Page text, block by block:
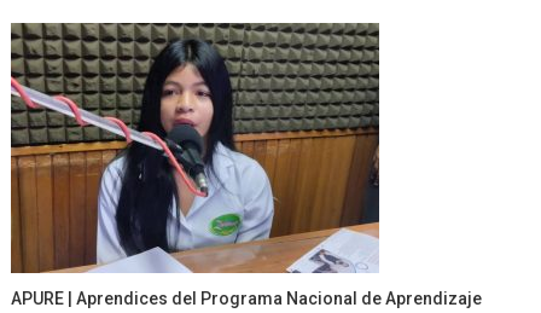
APURE | Aprendices del Programa Nacional de Aprendizaje